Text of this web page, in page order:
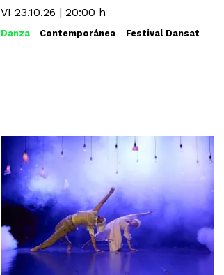
VI 23.10.26 | 20:00 h
Danza Contemporánea Festival Dansat